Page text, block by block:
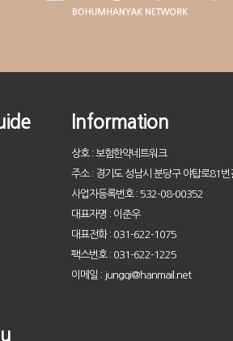
Information
상호 : 보험한약네트워크
주소 : 경기도 성남시 분당구 야탑로81
사업자등록번호 : 532-08-00352
대표자명 : 이준우
대표전화 : 031-622-1075
팩스번호 : 031-622-1225
이메일 : jungqi@hanmail.net